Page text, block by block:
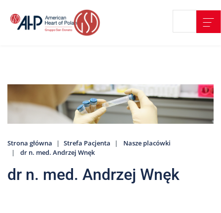
treści
Strefa
Pacjenta
O
nas
Marki
AHP
Strona główna Strefa Pacjenta
Nasze placówki
dr n. med. Andrzej Wnęk
dr n. med. Andrzej Wnęk